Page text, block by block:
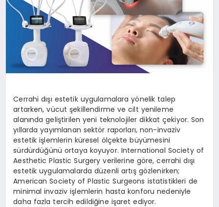
HESAPLAMALAR
Cerrahi dışı estetik uygulamalara yönelik talep
artarken, vücut şekillendirme ve cilt yenileme
alanında geliştirilen yeni teknolojiler dikkat çekiyor. Son
yıllarda yayımlanan sektör raporları, non-invaziv
estetik işlemlerin küresel ölçekte büyümesini
sürdürdüğünü ortaya koyuyor. International Society of
Aesthetic Plastic Surgery verilerine göre, cerrahi dışı
estetik uygulamalarda düzenli artış gözlenirken;
American Society of Plastic Surgeons istatistikleri de
minimal invaziv işlemlerin hasta konforu nedeniyle
daha fazla tercih edildiğine işaret ediyor.